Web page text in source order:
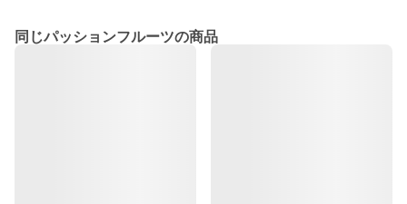
同じパッションフルーツの商品